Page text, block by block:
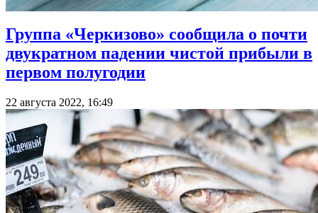
Группа «Черкизово» сообщила о почти
двукратном падении чистой прибыли в
первом полугодии
22 августа 2022, 16:49